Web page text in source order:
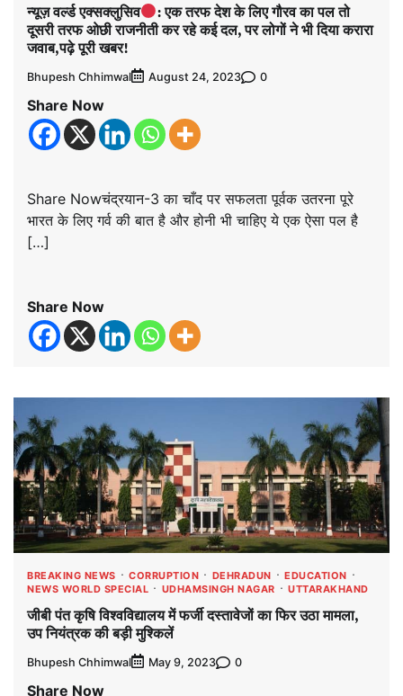
न्यूज़ वर्ल्ड एक्सक्लुसिव
: एक तरफ देश के लिए गौरव का पल तो
दूसरी तरफ ओछी राजनीती कर रहे कई दल, पर लोगों ने भी दिया करारा
जवाब,पढ़े पूरी खबर!
Bhupesh Chhimwal August 24, 2023 0
Share Now
Share Nowचंद्रयान-3 का चाँद पर सफलता पूर्वक उतरना पूरे
भारत के लिए गर्व की बात है और होनी भी चाहिए ये एक ऐसा पल है
[…]
Share Now
BREAKING NEWS CORRUPTION DEHRADUN
EDUCATION
NEWS WORLD SPECIAL
UDHAMSINGH NAGAR UTTARAKHAND
जीबी पंत कृषि विश्वविद्यालय में फर्जी दस्तावेजों का फिर उठा मामला,
उप नियंत्रक की बड़ी मुश्किलें
Bhupesh Chhimwal May 9, 2023 0
Share Now